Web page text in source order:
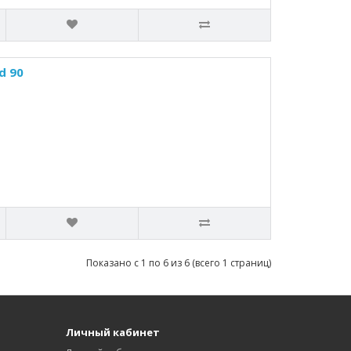
90
Показано с 1 по 6 из 6 (всего 1 страниц)
Личный кабинет